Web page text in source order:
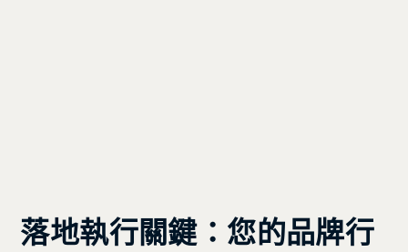
落地執行關鍵：您的品牌行